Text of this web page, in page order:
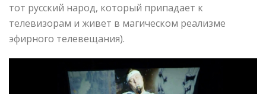
тот русский народ, который припадает к
телевизорам и живет в магическом реализме
эфирного телевещания).